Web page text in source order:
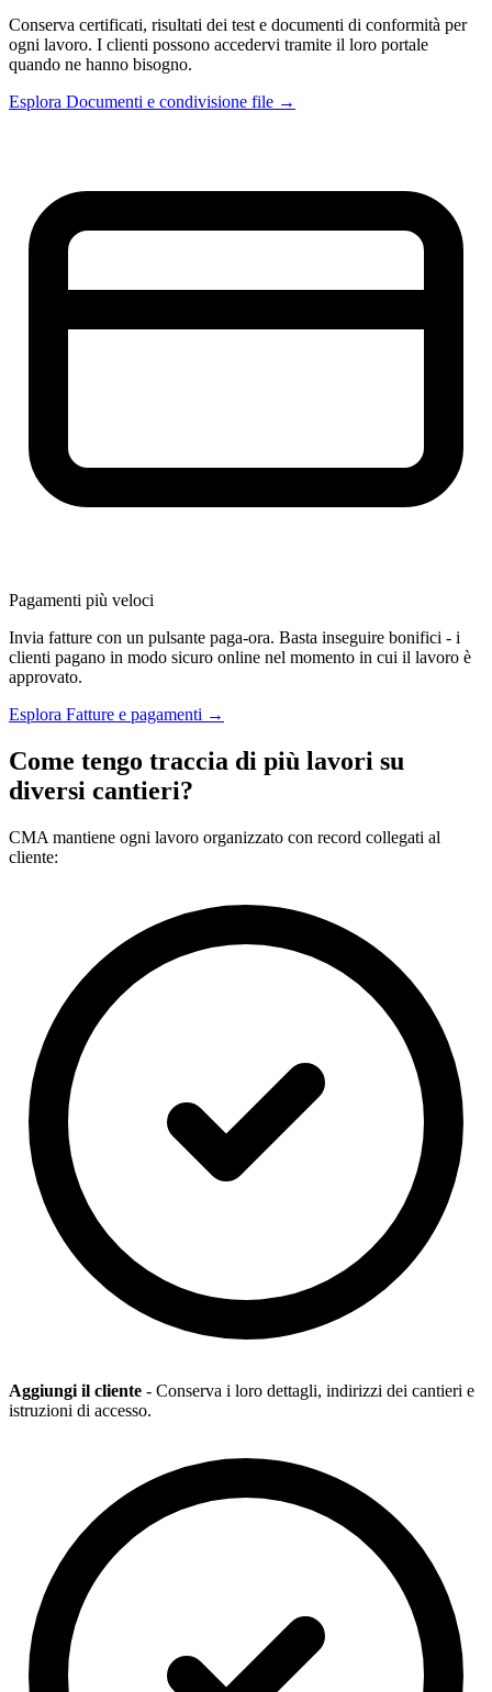
Conserva certificati, risultati dei test e documenti di conformità per
ogni lavoro. I clienti possono accedervi tramite il loro portale
quando ne hanno bisogno.
Esplora Documenti e condivisione file →
Pagamenti più veloci
Invia fatture con un pulsante paga-ora. Basta inseguire bonifici - i
clienti pagano in modo sicuro online nel momento in cui il lavoro è
approvato.
Esplora Fatture e pagamenti →
Come tengo traccia di più lavori su
diversi cantieri?
CMA mantiene ogni lavoro organizzato con record collegati al
cliente:
Aggiungi il cliente - Conserva i loro dettagli, indirizzi dei cantieri e
istruzioni di accesso.